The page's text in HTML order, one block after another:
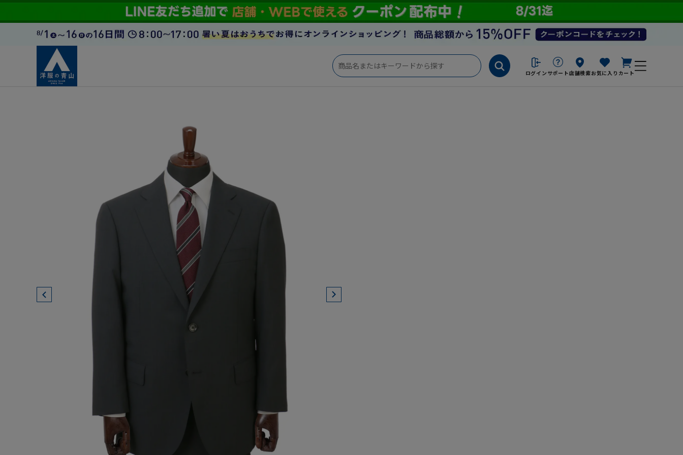
ログイン サポート店舗検索お気に入り カート